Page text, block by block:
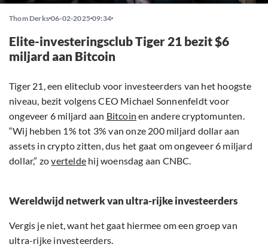
Thom Derks 06-02-2025 09:34
Elite-investeringsclub Tiger 21 bezit $6
miljard aan Bitcoin
Tiger 21, een eliteclub voor investeerders van het hoogste
niveau, bezit volgens CEO Michael Sonnenfeldt voor
ongeveer 6 miljard aan Bitcoin en andere cryptomunten.
“Wij hebben 1% tot 3% van onze 200 miljard dollar aan
assets in crypto zitten, dus het gaat om ongeveer 6 miljard
dollar,” zovertelde hij woensdag aan CNBC.
Wereldwijd netwerk van ultra-rijke investeerders
Vergis je niet, want het gaat hiermee om een groep van
ultra-rijke investeerders.